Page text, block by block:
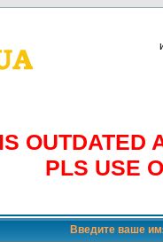
OUTDATED
PLS USE
Введите ваше